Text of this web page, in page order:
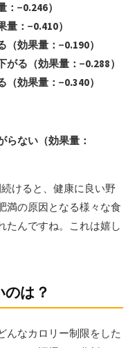
−0.246）
：−0.410）
効果量：−0.190）
る（効果量：−0.288）
効果量：−0.340）
らない（効果量：
けると、健康に良い野
満の原因となる様々な食
たんですね。これは嬉し
のは？
んなカロリー制限をした